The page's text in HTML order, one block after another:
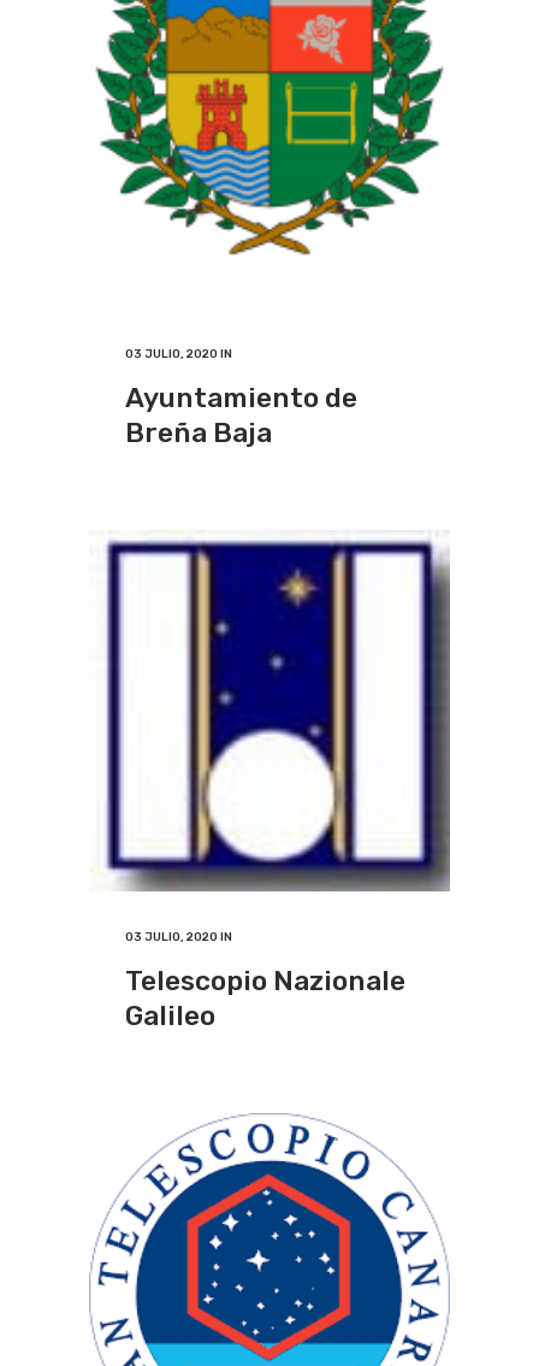
03 JULIO, 2020 IN
Ayuntamiento de
Breña Baja
03 JULIO, 2020 IN
Telescopio Nazionale
Galileo